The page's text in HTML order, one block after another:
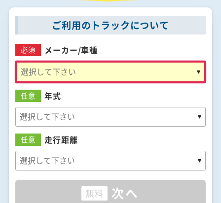
ご利用のトラックについて
必須 メーカー/車種
任意 年式
任意 走行距離
無料 次へ